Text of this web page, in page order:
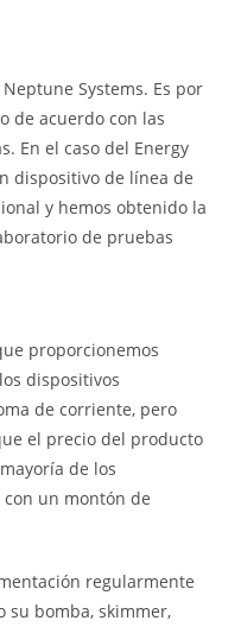
Systems. Es por
de acuerdo con las
En el caso del Energy
dispositivo de línea de
y hemos obtenido la
de pruebas
proporcionemos
dispositivos
de corriente, pero
el precio del producto
de los
un montón de
regularmente
su bomba, skimmer,